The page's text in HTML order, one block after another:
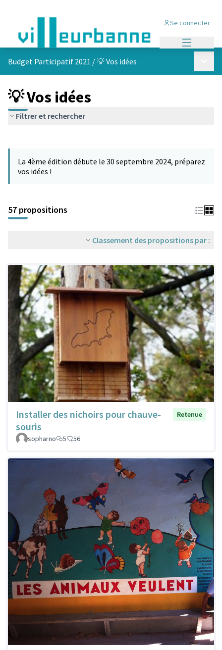
Se connecter
Budget Participatif 2021 /💡 Vos idées
💡 Vos idées
Filtrer et rechercher
La 4ème édition débute le 30 septembre 2024, préparez
vos idées !
57 propositions
Classement des propositions par :
Installer des nichoirs pour chauve-
souris
Retenue
sopharno 5 56